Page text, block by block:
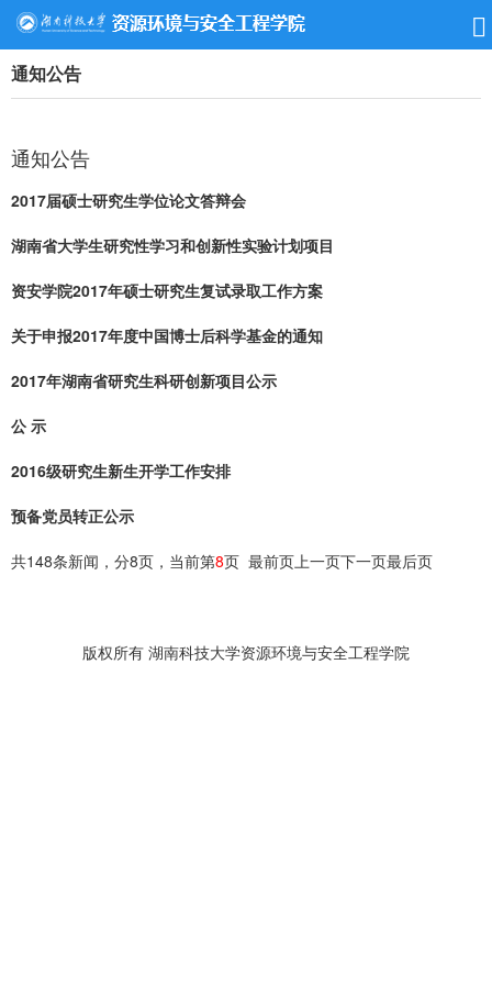
通知公告
通知公告
2017届硕士研究生学位论文答辩会
湖南省大学生研究性学习和创新性实验计划项目
资安学院2017年硕士研究生复试录取工作方案
关于申报2017年度中国博士后科学基金的通知
2017年湖南省研究生科研创新项目公示
公 示
2016级研究生新生开学工作安排
预备党员转正公示
共148条新闻，分8页，当前第8页 最前页上一页下一页最后页
版权所有 湖南科技大学资源环境与安全工程学院